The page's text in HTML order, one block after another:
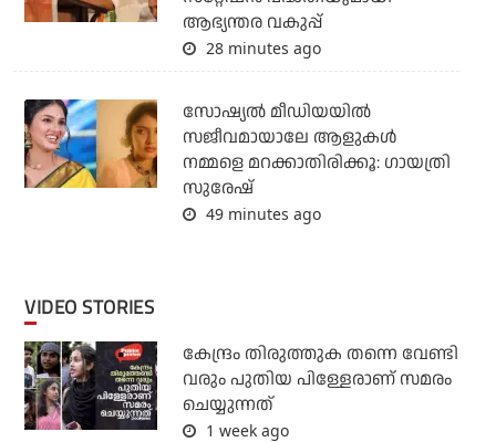
ആഭ്യന്തര വകുപ്പ്
28 minutes ago
സോഷ്യൽ മീഡിയയിൽ
സജീവമായാലേ ആളുകൾ
നമ്മളെ മറക്കാതിരിക്കൂ: ഗായത്രി
സുരേഷ്
49 minutes ago
VIDEO STORIES
കേന്ദ്രം തിരുത്തുക തന്നെ വേണ്ടി
വരും പുതിയ പിള്ളേരാണ് സമരം
ചെയ്യുന്നത്
1 week ago